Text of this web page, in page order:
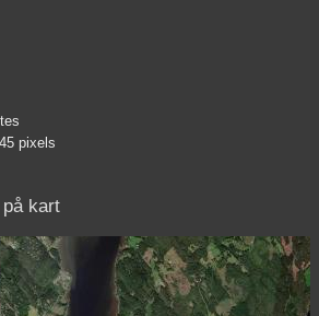
pixels
på kart